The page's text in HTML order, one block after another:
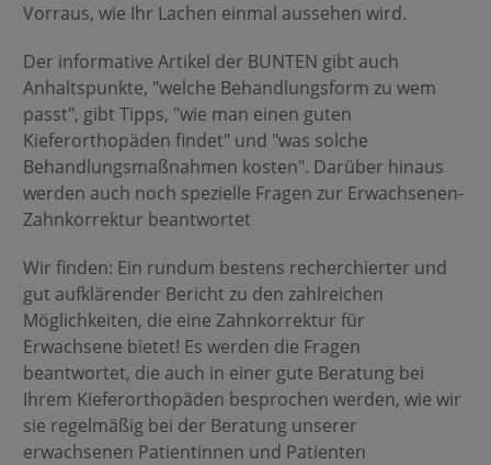
Vorraus, wie Ihr Lachen einmal aussehen wird.
Der informative Artikel der BUNTEN gibt auch
Anhaltspunkte, "welche Behandlungsform zu wem
passt", gibt Tipps, "wie man einen guten
Kieferorthopäden findet" und "was solche
Behandlungsmaßnahmen kosten". Darüber hinaus
werden auch noch spezielle Fragen zur Erwachsenen-
Zahnkorrektur beantwortet
Wir finden: Ein rundum bestens recherchierter und
gut aufklärender Bericht zu den zahlreichen
Möglichkeiten, die eine Zahnkorrektur für
Erwachsene bietet! Es werden die Fragen
beantwortet, die auch in einer gute Beratung bei
Ihrem Kieferorthopäden besprochen werden, wie wir
sie regelmäßig bei der Beratung unserer
erwachsenen Patientinnen und Patienten